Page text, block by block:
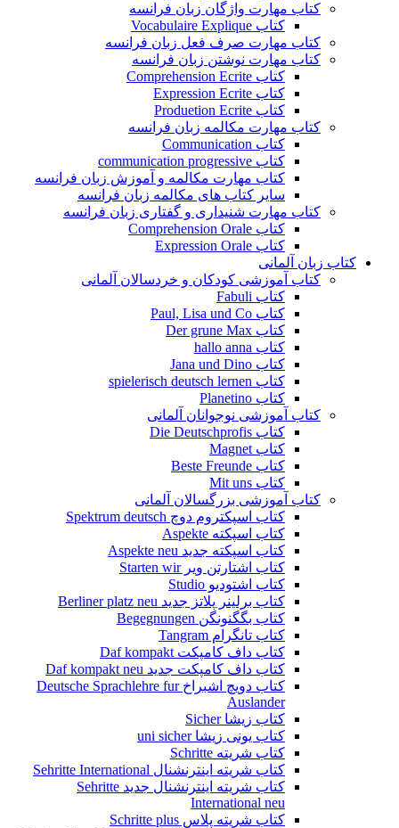
کتاب مهارت واژگان زبان فرانسه
کتاب Vocabulaire Explique
کتاب مهارت صرف فعل زبان فرانسه
کتاب مهارت نوشتن زبان فرانسه
کتاب Comprehension Ecrite
کتاب Expression Ecrite
کتاب Produetion Ecrite
کتاب مهارت مکالمه زبان فرانسه
کتاب Communication
کتاب communication progressive
کتاب مهارت مکالمه و آموزش زبان فرانسه
سایر کتاب های مکالمه زبان فرانسه
کتاب مهارت شنیداری و گفتاری زبان فرانسه
کتاب Comprehension Orale
کتاب Expression Orale
کتاب زبان آلمانی
کتاب آموزشی کودکان و خردسالان آلمانی
کتاب Fabuli
کتاب Paul, Lisa und Co
کتاب Der grune Max
کتاب hallo anna
کتاب Jana und Dino
کتاب spielerisch deutsch lernen
کتاب Planetino
کتاب آموزشی نوجوانان آلمانی
کتاب Die Deutschprofis
کتاب Magnet
کتاب Beste Freunde
کتاب Mit uns
کتاب آموزشی بزرگسالان آلمانی
کتاب اسپکتروم دوچ Spektrum deutsch
کتاب اسپکته Aspekte
کتاب اسپکته جدید Aspekte neu
کتاب اشتارتن ویر Starten wir
کتاب اشتودیو Studio
کتاب برلینر پلاتز جدید Berliner platz neu
کتاب بگگنونگن Begegnungen
کتاب تانگرام Tangram
کتاب داف کامپکت Daf kompakt
کتاب داف کامپکت جدید Daf kompakt neu
کتاب دویچ اشبراخ Deutsche Sprachlehre fur
Auslander
کتاب زیشا Sicher
کتاب یونی زیشا uni sicher
کتاب شریته Schritte
کتاب شریته اینترنشنال Sehritte International
کتاب شریته اینترنشنال جدید Sehritte
International neu
کتاب شریته پلاس Schritte plus